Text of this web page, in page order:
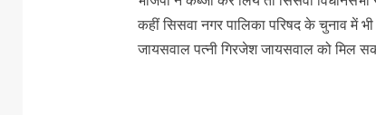
कहीं सिसवा नगर पालिका परिषद के चुनाव में
जायसवाल पत्नी गिरजेश जायसवाल को मिल